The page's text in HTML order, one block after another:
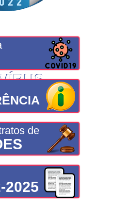
de
2025